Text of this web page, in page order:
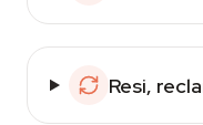
Resi,